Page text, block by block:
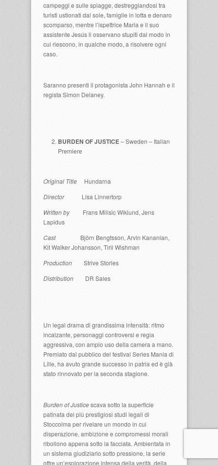
campeggi e sulle spiagge, destreggiandosi tra
turisti ustionati dal sole, famiglie in lotta e denaro
scomparso, mentre l’ispettrice Maria e il suo
assistente Jesús li osservano stupiti dal modo in
cui riescono, in qualche modo, a risolvere ogni
caso.
Saranno presenti il protagonista John Hannah e il
regista Simon Delaney.
BURDEN OF JUSTICE– Sweden – Italian
Premiere
Original Title Hundarna
Director
Lisa Linnertorp
Written by Frans Milisic Wiklund, Jens
Lapidus
Cast Björn Bengtsson, Arvin Kananian,
Kit Walker Johansson, Tiril Wishman
Production
Strive Stories
Distribution
DR Sales
Un legal drama di grandissima intensità: ritmo
incalzante, personaggi controversi e regia
aggressiva, con ampio uso della camera a mano.
Premiato dal pubblico del festival Series Mania di
Lille, ha avuto grande successo in patria ed è già
stato rinnovato per la seconda stagione.
Burden of Justicescava sotto la superficie
patinata dei più prestigiosi studi legali di
Stoccolma per rivelare un mondo in cui
disperazione, ambizione e compromessi morali
ribollono appena sotto la facciata. Ambientata in
un sistema giudiziario sotto pressione, la serie
offre un’esplorazione intensa della verità, della